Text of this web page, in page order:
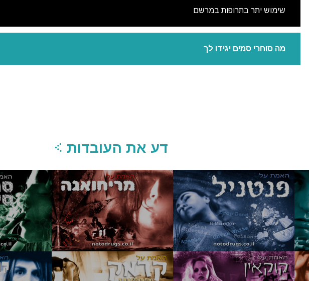
שימוש יתר בתרופות במרשם
מה סוחרי סמים יגידו לך
דע את העובדות